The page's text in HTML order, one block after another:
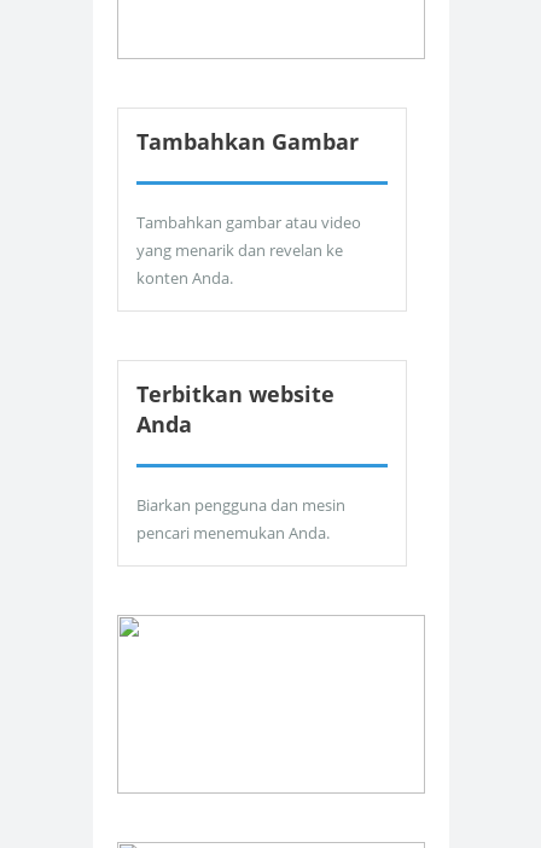
Tambahkan Gambar
Tambahkan gambar atau video
yang menarik dan revelan ke
konten Anda.
Terbitkan website
Anda
Biarkan pengguna dan mesin
pencari menemukan Anda.